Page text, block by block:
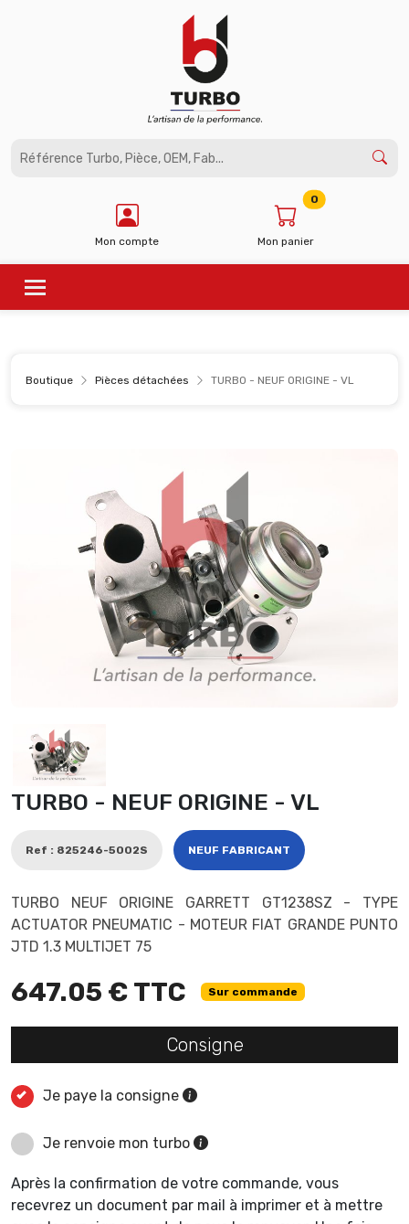
Mon compte Mon panier
0
Boutique Pièces détachées TURBO - NEUF ORIGINE - VL
TURBO - NEUF ORIGINE - VL
Ref : 825246-5002S NEUF FABRICANT
TURBO NEUF ORIGINE GARRETT GT1238SZ - TYPE
ACTUATOR PNEUMATIC - MOTEUR FIAT GRANDE PUNTO
JTD 1.3 MULTIJET 75
647.05 € TTC Sur commande
Consigne
Je paye la consigne
Je renvoie mon turbo
Après la confirmation de votre commande, vous
recevrez un document par mail à imprimer et à mettre
Panneau de gestion des cookies